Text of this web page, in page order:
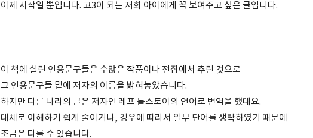
이제 시작일 뿐입니다. 고3이 되는 저희 아이에게 꼭 보여주고 싶은 글입니다.
이 책에 실린 인용문구들은 수많은 작품이나 전집에서 추린 것으로
그 인용문구들 밑에 저자의 이름을 밝혀놓았습니다.
하지만 다른 나라의 글은 저자인 레프 톨스토이의 언어로 번역을 했대요.
대체로 이해하기 쉽게 줄이거나, 경우에 따라서 일부 단어를 생략하였기 때문에
조금은 다를 수 있습니다.